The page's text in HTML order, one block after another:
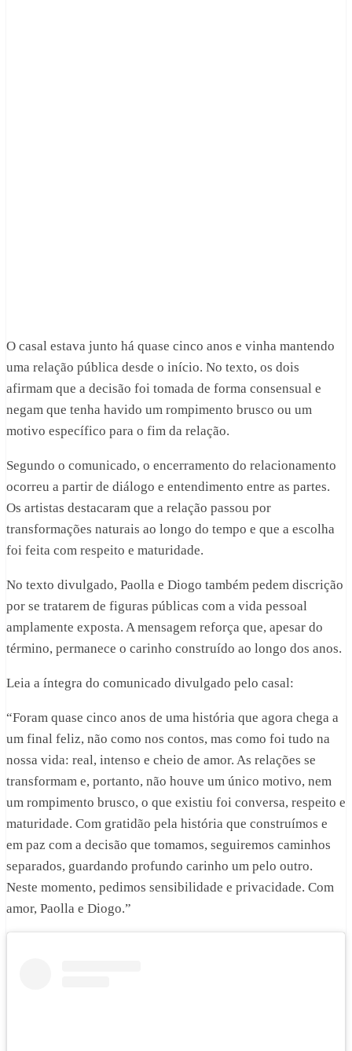
O casal estava junto há quase cinco anos e vinha mantendo
uma relação pública desde o início. No texto, os dois
afirmam que a decisão foi tomada de forma consensual e
negam que tenha havido um rompimento brusco ou um
motivo específico para o fim da relação.
Segundo o comunicado, o encerramento do relacionamento
ocorreu a partir de diálogo e entendimento entre as partes.
Os artistas destacaram que a relação passou por
transformações naturais ao longo do tempo e que a escolha
foi feita com respeito e maturidade.
No texto divulgado, Paolla e Diogo também pedem discrição
por se tratarem de figuras públicas com a vida pessoal
amplamente exposta. A mensagem reforça que, apesar do
término, permanece o carinho construído ao longo dos anos.
Leia a íntegra do comunicado divulgado pelo casal:
“Foram quase cinco anos de uma história que agora chega a
um final feliz, não como nos contos, mas como foi tudo na
nossa vida: real, intenso e cheio de amor. As relações se
transformam e, portanto, não houve um único motivo, nem
um rompimento brusco, o que existiu foi conversa, respeito e
maturidade. Com gratidão pela história que construímos e
em paz com a decisão que tomamos, seguiremos caminhos
separados, guardando profundo carinho um pelo outro.
Neste momento, pedimos sensibilidade e privacidade. Com
amor, Paolla e Diogo.”